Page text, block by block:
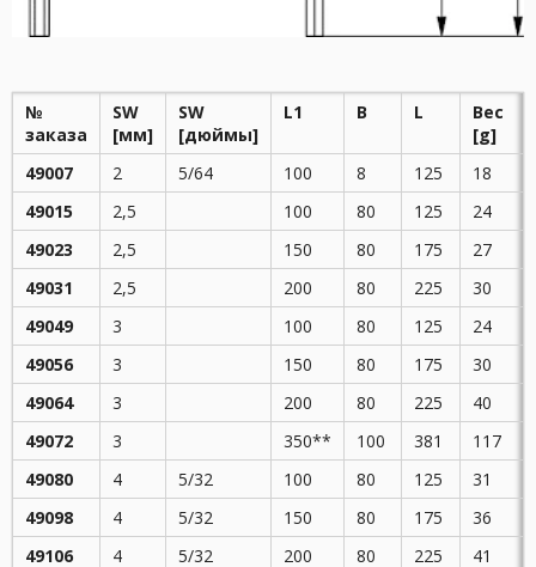
№
заказа
SW
[мм]
SW
[дюймы]
L1 B L
Вес
[g]
49007
2 5/64 100 8 125
18
49015
2,5 100 80 125
24
49023
2,5 150 80 175
27
49031
2,5 200 80 225
30
49049
3 100 80 125
24
49056
3 150 80 175
30
49064
3 200 80 225
40
49072
3 350** 100 381
117
49080
4 5/32 100 80 125
31
49098
4 5/32 150 80 175
36
49106
4 5/32 200 80 225 41